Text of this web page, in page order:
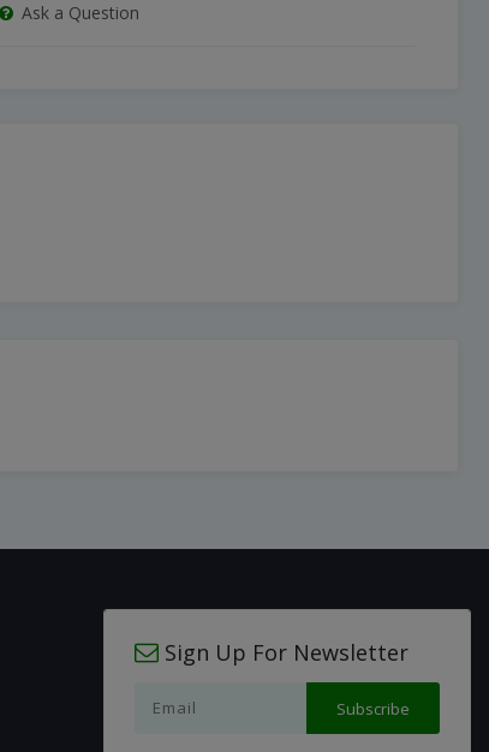
Ask a Question
Sign Up For Newsletter